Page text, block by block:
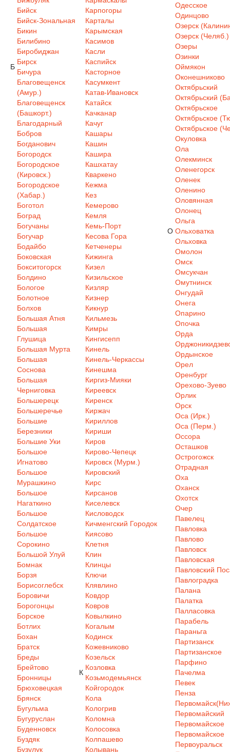
Б
Бийск
Бийск-Зональная
Бикин
Билибино
Биробиджан
Бирск
Бичура
Благовещенск
(Амур.)
Благовещенск
(Башкорт.)
Благодарный
Бобров
Богданович
Богородск
Богородское
(Кировск.)
Богородское
(Хабар.)
Боготол
Боград
Богучаны
Богучар
Бодайбо
Боковская
Бокситогорск
Болдино
Бологое
Болотное
Болхов
Большая Атня
Большая
Глушица
Большая Мурта
Большая
Соснова
Большая
Черниговка
Большерецк
Большеречье
Большие
Березники
Большие Уки
Большое
Игнатово
Большое
Мурашкино
Большое
Нагаткино
Большое
Солдатское
Большое
Сорокино
Большой Улуй
Бомнак
Борзя
Борисоглебск
Боровичи
Борогонцы
Борское
Ботлих
Бохан
Братск
Бреды
Брейтово
Бронницы
Брюховецкая
Брянск
Бугульма
Бугуруслан
Буденновск
Буздяк
Бузулук
К
Карпогоры
Карталы
Карымская
Касимов
Касли
Каспийск
Касторное
Касумкент
Катав-Ивановск
Катайск
Качканар
Качуг
Кашары
Кашин
Кашира
Кашхатау
Кваркено
Кежма
Кез
Кемерово
Кемля
Кемь-Порт
Кесова Гора
Кетченеры
Кижинга
Кизел
Кизильское
Кизляр
Кизнер
Кикнур
Кильмезь
Кимры
Кингисепп
Кинель
Кинель-Черкассы
Кинешма
Киргиз-Мияки
Киреевск
Киренск
Киржач
Кириллов
Кириши
Киров
Кирово-Чепецк
Кировск (Мурм.)
Кировский
Кирс
Кирсанов
Киселевск
Кисловодск
Кичменгский Городок
Киясово
Клетня
Клин
Клинцы
Ключи
Клявлино
Ковдор
Ковров
Ковылкино
Когалым
Кодинск
Кожевниково
Козельск
Козловка
Козьмодемьянск
Койгородок
Кола
Кологрив
Коломна
Колосовка
Колпашево
Колывань
О
Одесское
Одинцово
Озерск
Озерск (Челяб.)
Озеры
Озинки
Оймякон
Оконешниково
Октябрьский
Октябрьский
Октябрьское
Октябрьское
Октябрьское
Окуловка
Ола
Олекминск
Оленегорск
Оленек
Оленино
Оловянная
Олонец
Ольга
Ольховатка
Ольховка
Омолон
Омск
Омсукчан
Омутнинск
Онгудай
Онега
Опарино
Опочка
Орда
Ордынское
Орел
Оренбург
Орехово-Зуево
Орлик
Орск
Оса (Ирк.)
Оса (Перм.)
Оссора
Осташков
Острогожск
Отрадная
Оха
Оханск
Охотск
Очер
Павелец
Павловка
Павлово
Павловск
Павловская
Павловский
Павлоградка
Палана
Палатка
Палласовка
Парабель
Параньга
Партизанск
Партизанское
Парфино
Пачелма
Певек
Пенза
Первомайский
Первомайское
Первомайское
Первоуральск